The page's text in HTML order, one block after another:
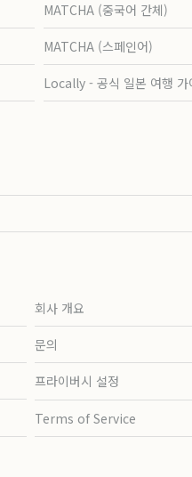
MATCHA (중국어 간체)
MATCHA (스페인어)
Locally - 공식 일본 여행 가
회사 개요
문의
프라이버시 설정
Terms of Service